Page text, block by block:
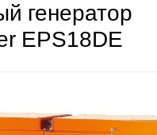
генератор
EPS18DE